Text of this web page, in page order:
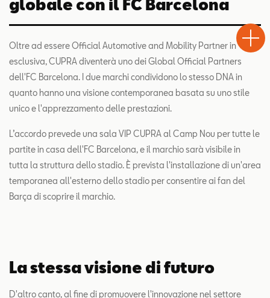
globale con il FC Barcelona
Oltre ad essere Official Automotive and Mobility Partner in
esclusiva, CUPRA diventerà uno dei Global Official Partners
dell'FC Barcelona. I due marchi condividono lo stesso DNA in
quanto hanno una visione contemporanea basata su uno stile
unico e l'apprezzamento delle prestazioni.
L’accordo prevede una sala VIP CUPRA al Camp Nou per tutte le
partite in casa dell'FC Barcelona, e il marchio sarà visibile in
tutta la struttura dello stadio. È prevista l'installazione di un'area
temporanea all'esterno dello stadio per consentire ai fan del
Barça di scoprire il marchio.
La stessa visione di futuro
D'altro canto, al fine di promuovere l'innovazione nel settore
Drive
Chiama